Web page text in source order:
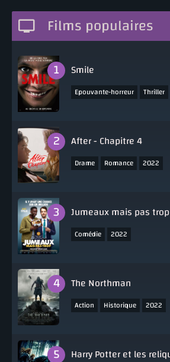
Films populaires
Smile
Epouvante-horreur Thriller
After - Chapitre 4
Drame Romance 2022
Jumeaux mais pas trop
Comédie 2022
The Northman
Action Historique 2022